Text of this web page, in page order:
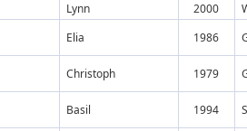
Lynn 2000
Elia 1986
Christoph 1979
Basil 1994